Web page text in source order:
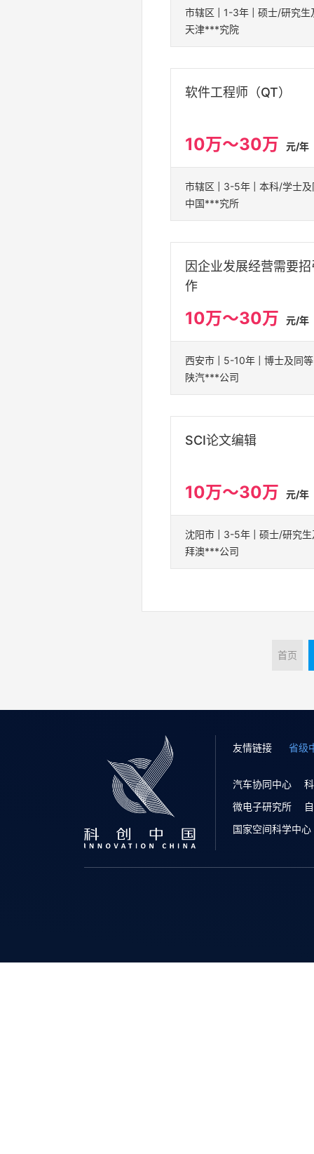
天津***究院
软件工程师（QT）
10万～30万 元/年
中国***究所
因企业发展经营需要
作
10万～30万 元/年
西安市 | 5-10年 | 博士及同
陕汽***公司
SCI论文编辑
10万～30万 元/年
拜澳***公司
首页
友情链接 省级
汽车协同中心
微电子研究所
国家空间科学中心